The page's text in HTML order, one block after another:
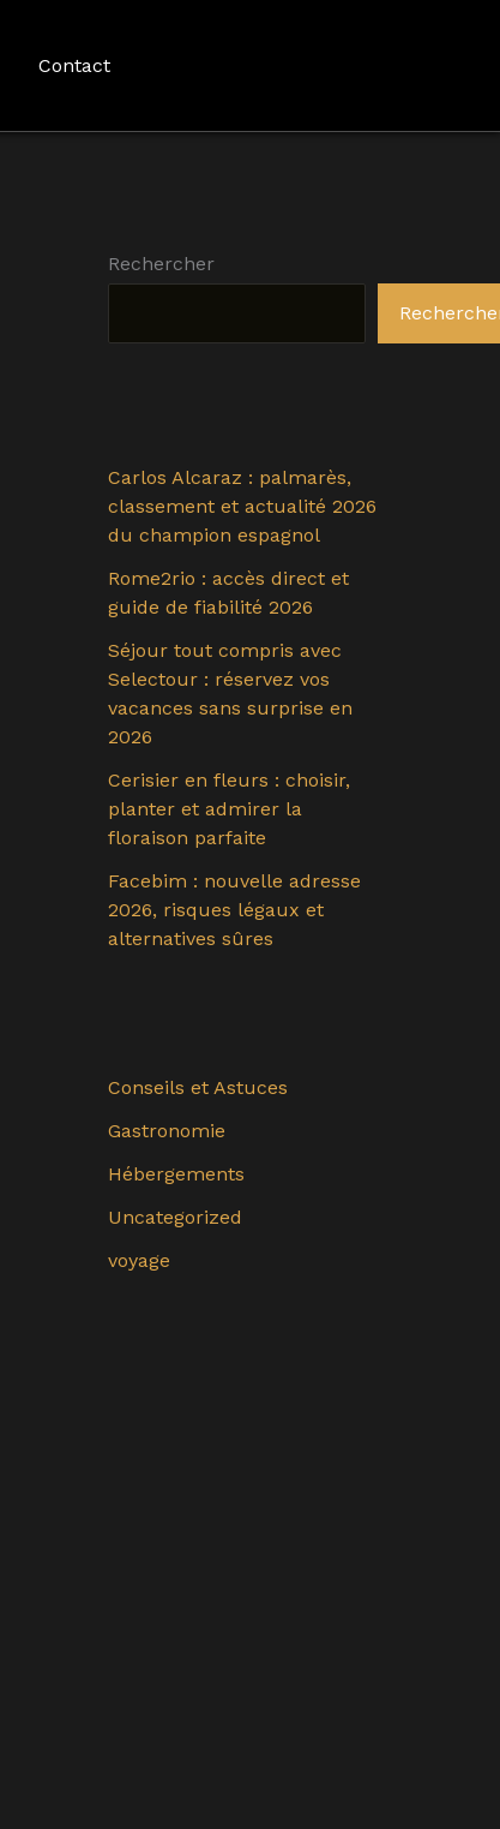
Contact
Rechercher
Carlos Alcaraz : palmarès,
classement et actualité 2026
du champion espagnol
Rome2rio : accès direct et
guide de fiabilité 2026
Séjour tout compris avec
Selectour : réservez vos
vacances sans surprise en
2026
Cerisier en fleurs : choisir,
planter et admirer la
floraison parfaite
Facebim : nouvelle adresse
2026, risques légaux et
alternatives sûres
Conseils et Astuces
Gastronomie
Hébergements
Uncategorized
voyage